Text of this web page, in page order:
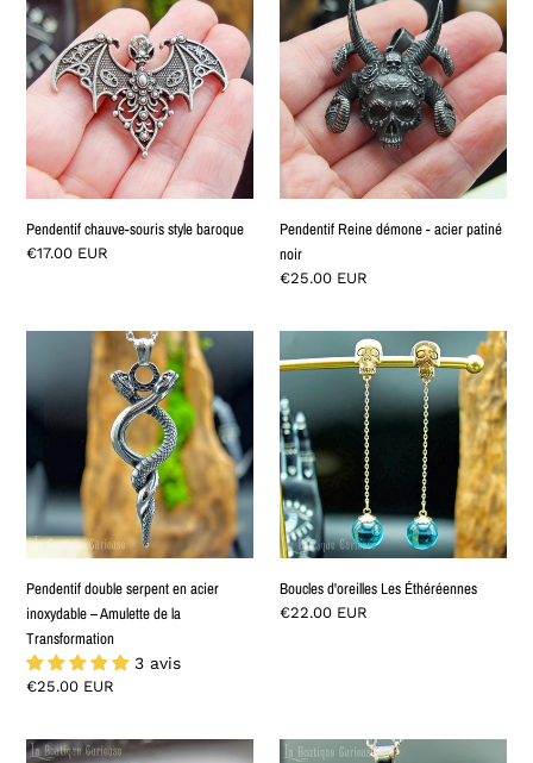
chauve-
souris
style
baroque
Pendentif chauve-souris style baroque
Normaler
€17.00 EUR
Reine
démone
acier
patiné
noir
Pendentif Reine démone - acier patiné
noir
Normaler
€25.00 EUR
Pendentif
serpent
en
inoxydable
–
Amulette
de
Transformation
Pendentif double serpent en acier
inoxydable – Amulette de la
Transformation
3 avis
Normaler
€25.00 EUR
d'oreilles
Éthéréennes
Boucles d'oreilles Les Éthéréennes
Normaler
€22.00 EUR
Hexenknotenring
Pendentif